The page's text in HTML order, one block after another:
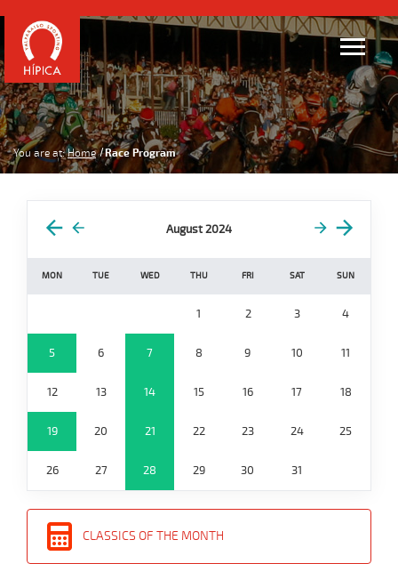
You are at: Home Race Program
August 2024
MON TUE WED THU FRI SAT SUN
1 2 3 4
5 6 7 8 9 10 11
12 13 14 15 16 17 18
19 20 21 22 23 24 25
26 27 28 29 30 31
CLASSICS OF THE MONTH